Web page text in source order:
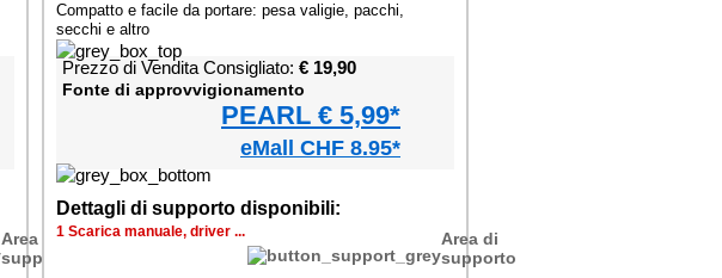
Area di
supporto
Compatto e facile da portare: pesa valigie, pacchi,
secchi e altro
Prezzo di Vendita Consigliato: € 19,90
Fonte di approvvigionamento
PEARL € 5,99*
eMall CHF 8.95*
Dettagli di supporto disponibili:
1 Scarica manuale, driver ...
Area di
supporto